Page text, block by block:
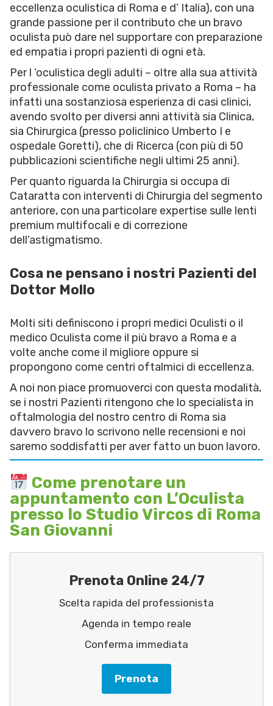
eccellenza oculistica di Roma e d’ Italia), con una
grande passione per il contributo che un bravo
oculista può dare nel supportare con preparazione
ed empatia i propri pazienti di ogni età.
Per l ‘oculistica degli adulti – oltre alla sua attività
professionale come oculista privato a Roma – ha
infatti una sostanziosa esperienza di casi clinici,
avendo svolto per diversi anni attività sia Clinica,
sia Chirurgica (presso policlinico Umberto I e
ospedale Goretti), che di Ricerca (con più di 50
pubblicazioni scientifiche negli ultimi 25 anni).
Per quanto riguarda la Chirurgia si occupa di
Cataratta con interventi di Chirurgia del segmento
anteriore, con una particolare expertise sulle lenti
premium multifocali e di correzione
dell’astigmatismo.
Cosa ne pensano i nostri Pazienti del
Dottor Mollo
Molti siti definiscono i propri medici Oculisti o il
medico Oculista come il più bravo a Roma e a
volte anche come il migliore oppure si
propongono come centri oftalmici di eccellenza.
A noi non piace promuoverci con questa modalità,
se i nostri Pazienti ritengono che lo specialista in
oftalmologia del nostro centro di Roma sia
davvero bravo lo scrivono nelle recensioni e noi
saremo soddisfatti per aver fatto un buon lavoro.
Come prenotare un
appuntamento con L’Oculista
presso lo Studio Vircos di Roma
San Giovanni
Prenota Online 24/7
Scelta rapida del professionista
Agenda in tempo reale
Conferma immediata
Prenota